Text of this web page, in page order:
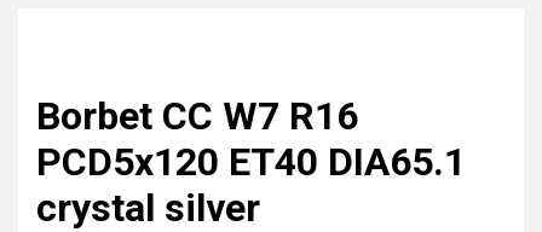
Borbet CC W7 R16
PCD5x120 ET40 DIA65.1
crystal silver